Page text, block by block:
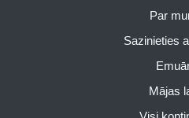
Par
Sazinieties
Mājas